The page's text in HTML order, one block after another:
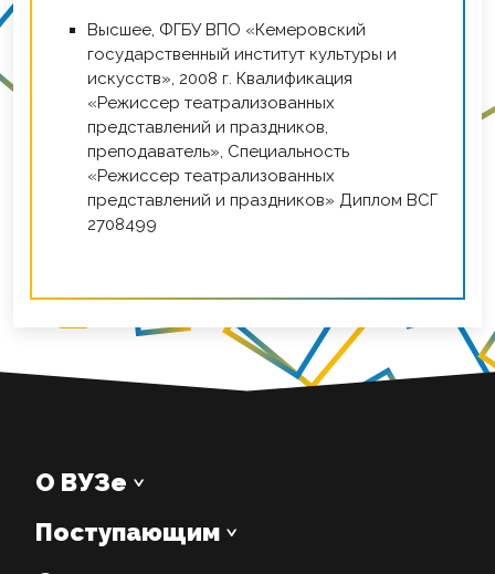
Высшее, ФГБУ ВПО «Кемеровский
государственный институт культуры и
искусств», 2008 г. Квалификация
«Режиссер театрализованных
представлений и праздников,
преподаватель», Специальность
«Режиссер театрализованных
представлений и праздников» Диплом ВСГ
2708499
О ВУЗе
Поступающим